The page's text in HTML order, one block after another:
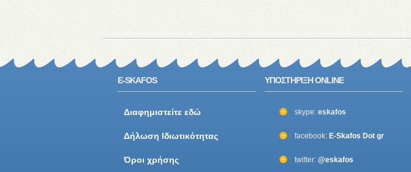
E-SKAFOS
Διαφημιστείτε εδώ
Δήλωση Ιδιωτικότητας
Όροι χρήσης
ΥΠΟΣΤΗΡΙΞΗ ONLINE
skype: eskafos
facebook: E-Skafos Dot gr
twitter: @eskafos